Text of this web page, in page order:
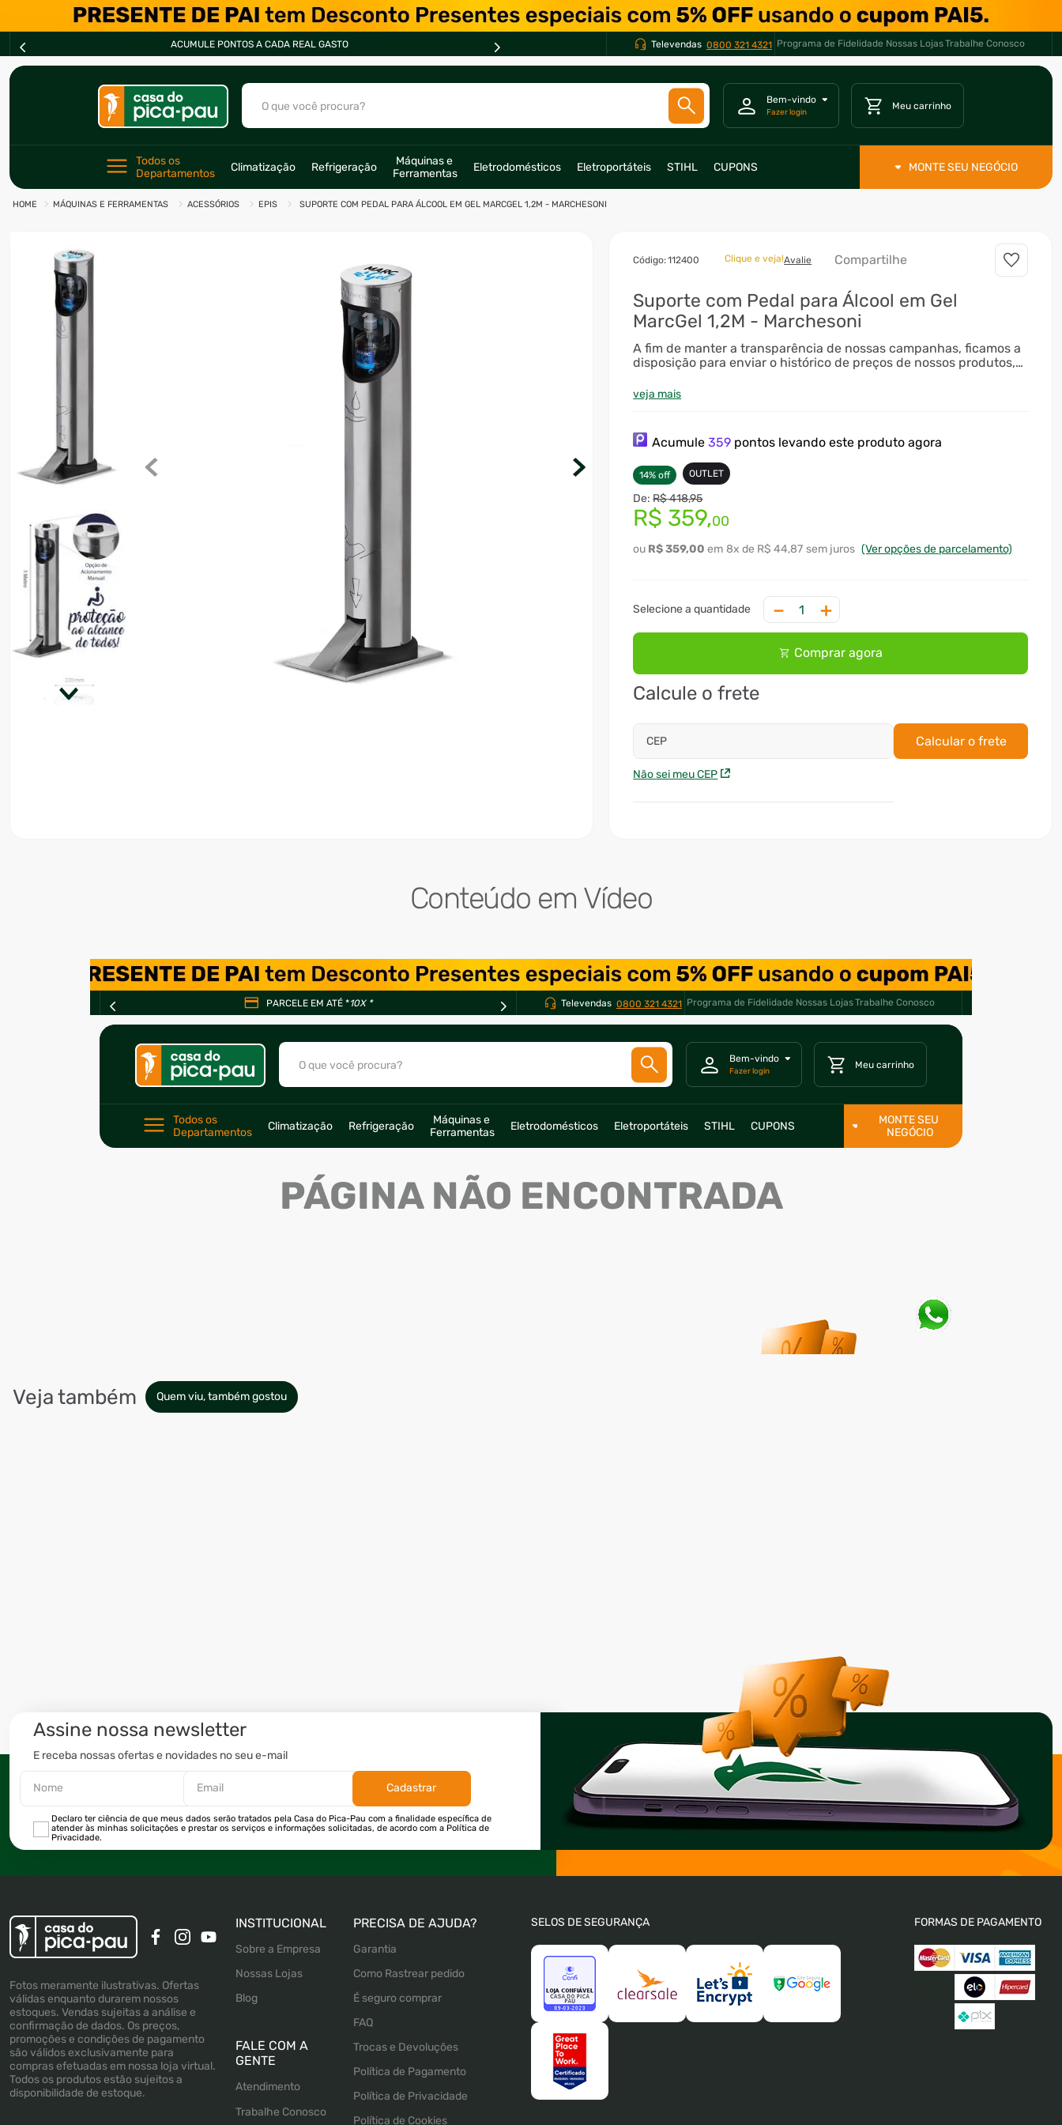
ACUMULE PONTOS A CADA REAL GASTO Televendas 0800 321 4321 Programa de Fidelidade Nossas LojasTrabalhe Conosco
O que você procura?
Todos os
Departamentos
Climatização Refrigeração
Máquinas e
Ferramentas
Eletrodomésticos Eletroportáteis STIHL CUPONS MONTE SEU NEGÓCIO
MÁQUINAS E FERRAMENTAS ACESSÓRIOS EPIS SUPORTE COM PEDAL PARA ÁLCOOL EM GEL MARCGEL 1,2M - MARCHESONI
:112400 Clique e veja!Avalie Compartilhe
Suporte com Pedal para Álcool em Gel
MarcGel 1,2M - Marchesoni
A fim de manter a transparência de nossas campanhas, ficamos a
disposição para enviar o histórico de preços de nossos produtos,
Condições.
veja mais
Acumule359 pontos levando este produto agora
14% off OUTLET
R$418,95
R$ 359,00
R$359,00 8x R$ 44,87 sem juros (Ver opções de parcelamento)
＋
－
Comprar agora
Calcule o frete
CEP
Não sei meu CEP
Calcular o frete
Conteúdo em Vídeo
Veja também Quem viu, também gostou
Assine nossa newsletter
E receba nossas ofertas e novidades no seu e-mail
Cadastrar
Declaro ter ciência de que meus dados serão tratados pela Casa do Pica-Pau com a finalidade específica de
atender às minhas solicitações e prestar os serviços e informações solicitadas, de acordo com a Política de
Privacidade.
Fotos meramente ilustrativas. Ofertas
válidas enquanto durarem nossos
estoques. Vendas sujeitas a análise e
confirmação de dados. Os preços,
promoções e condições de pagamento
são válidos exclusivamente para
compras efetuadas em nossa loja virtual.
Todos os produtos estão sujeitos a
disponibilidade de estoque.
INSTITUCIONAL
Sobre a Empresa
Nossas Lojas
Blog
FALE COM A
GENTE
Trabalhe Conosco
Atendimento
PRECISA DE AJUDA?
Garantia
Como Rastrear pedido
É seguro comprar
FAQ
Trocas e Devoluções
Política de Pagamento
Política de Privacidade
Política de Cookies
SELOS DE SEGURANÇA FORMAS DE PAGAMENTO
2º
fogão